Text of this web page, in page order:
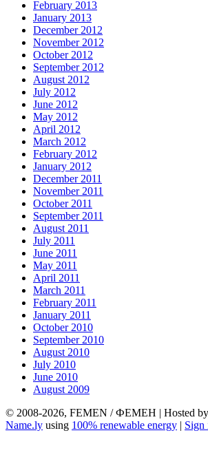
February 2013
January 2013
December 2012
November 2012
October 2012
September 2012
August 2012
July 2012
June 2012
May 2012
April 2012
March 2012
February 2012
January 2012
December 2011
November 2011
October 2011
September 2011
August 2011
July 2011
June 2011
May 2011
April 2011
March 2011
February 2011
January 2011
October 2010
September 2010
August 2010
July 2010
June 2010
August 2009
© 2008-2026, FEMEN / ФЕМЕН | Hosted by
Name.ly using 100% renewable energy | Sign